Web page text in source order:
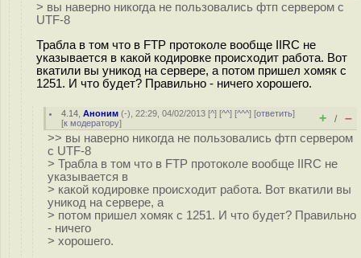
> вы наверно никогда не пользовались фтп сервером с
UTF-8
Трабла в том что в FTP протоколе вообще IIRC не
указывается в какой кодировке происходит работа. Вот
вкатили вы уникод на сервере, а потом пришел хомяк с
1251. И что будет? Правильно - ничего хорошего.
4.14 ,Аноним (-), 22:29, 04/02/2013 [^] [^^] [^^^] [ответить]
[к модератору] + / –
>> вы наверно никогда не пользовались фтп сервером
с UTF-8
> Трабла в том что в FTP протоколе вообще IIRC не
указывается в
> какой кодировке происходит работа. Вот вкатили вы
уникод на сервере, а
> потом пришел хомяк с 1251. И что будет? Правильно
- ничего
> хорошего.